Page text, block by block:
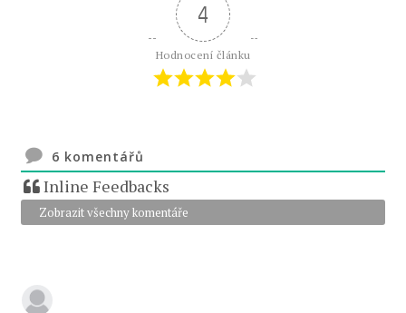
4
Hodnocení článku
6 komentářů
Inline Feedbacks
Zobrazit všechny komentáře